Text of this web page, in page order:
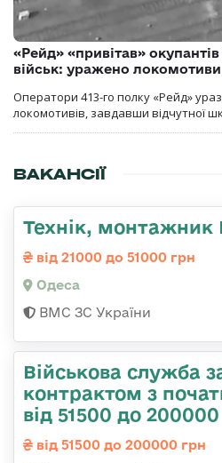
«Рейд» «привітав»
військ: уражено локомотиви
Оператори 413-го полку «Рейд»
локомотивів, завдавши відчутної
ВАКАНСІЇ
Технік, монтажник
від 21000 до 51000 грн
Одеса
ВМС ЗС України
Військова служба
контрактом з
від 51500 до 200000
від 51500 до 200000 грн